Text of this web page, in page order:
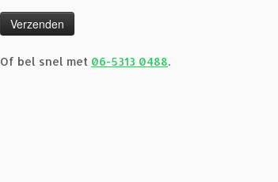
Of bel snel met 06-5313 0488.